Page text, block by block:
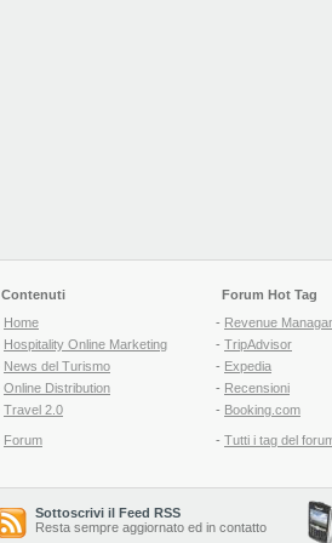
Contenuti
Home
Hospitality Online Marketing
News del Turismo
Online Distribution
Travel 2.0
Forum
Forum Hot Tag
- Revenue
- TripAdvisor
- Expedia
- Recensioni
- Booking.com
- Tutti i tag del
Sottoscrivi il Feed RSS
Resta sempre aggiornato ed in contatto